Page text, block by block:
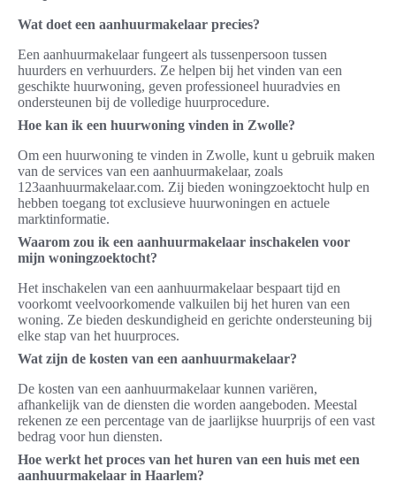
Wat doet een aanhuurmakelaar precies?
Een aanhuurmakelaar fungeert als tussenpersoon tussen
huurders en verhuurders. Ze helpen bij het vinden van een
geschikte huurwoning, geven professioneel huuradvies en
ondersteunen bij de volledige huurprocedure.
Hoe kan ik een huurwoning vinden in Zwolle?
Om een huurwoning te vinden in Zwolle, kunt u gebruik maken
van de services van een aanhuurmakelaar, zoals
123aanhuurmakelaar.com. Zij bieden woningzoektocht hulp en
hebben toegang tot exclusieve huurwoningen en actuele
marktinformatie.
Waarom zou ik een aanhuurmakelaar inschakelen voor
mijn woningzoektocht?
Het inschakelen van een aanhuurmakelaar bespaart tijd en
voorkomt veelvoorkomende valkuilen bij het huren van een
woning. Ze bieden deskundigheid en gerichte ondersteuning bij
elke stap van het huurproces.
Wat zijn de kosten van een aanhuurmakelaar?
De kosten van een aanhuurmakelaar kunnen variëren,
afhankelijk van de diensten die worden aangeboden. Meestal
rekenen ze een percentage van de jaarlijkse huurprijs of een vast
bedrag voor hun diensten.
Hoe werkt het proces van het huren van een huis met een
aanhuurmakelaar in Haarlem?